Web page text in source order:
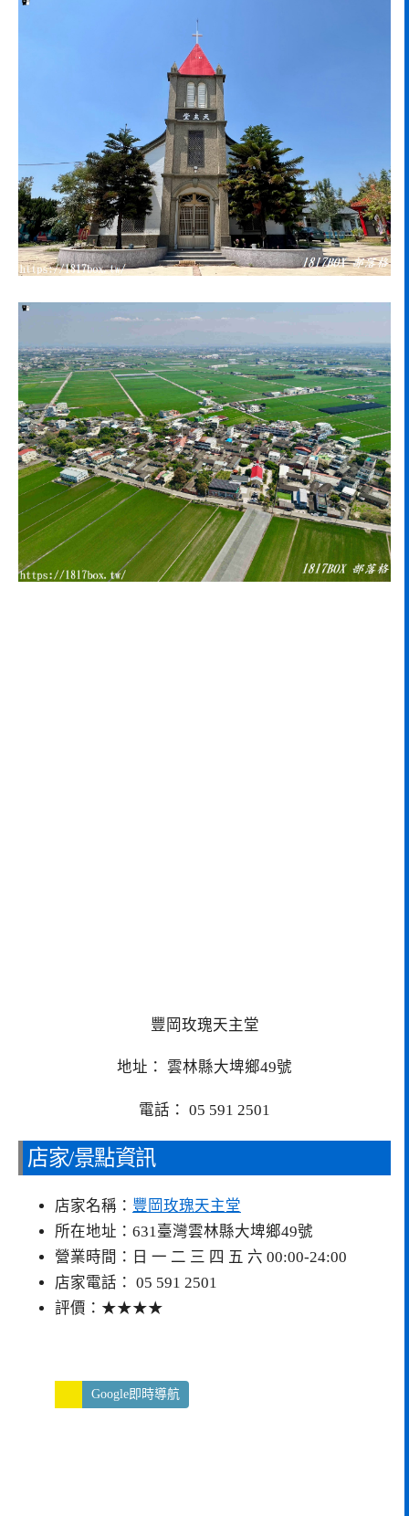
豐岡玫瑰天主堂
地址： 雲林縣大埤鄉49號
電話： 05 591 2501
店家/景點資訊
店家名稱： 豐岡玫瑰天主堂
所在地址：631臺灣雲林縣大埤鄉49號
營業時間：日 一 二 三 四 五 六 00:00-24:00
店家電話： 05 591 2501
評價：★★★★
Google即時導航